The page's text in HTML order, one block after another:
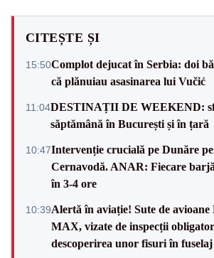
CITEȘTE ȘI
15:50Complot dejucat în Serbia: doi
că plănuiau asasinarea lui Vučić
11:04DESTINAȚII DE WEEKEND:
săptămână în București și în țară
10:47Intervenție crucială pe Dunăre
Cernavodă. ANAR: Fiecare
în 3-4 ore
10:39Alertă în aviație! Sute de avioane
MAX, vizate de inspecții
descoperirea unor fisuri în fuselaj